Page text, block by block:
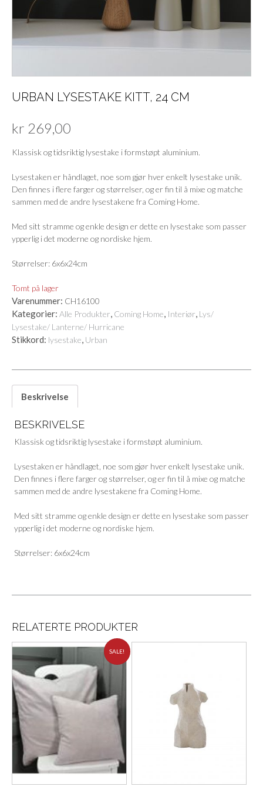
URBAN LYSESTAKE KITT, 24 CM
kr 269,00
Klassisk og tidsriktig lysestake i formstøpt aluminium.
Lysestaken er håndlaget, noe som gjør hver enkelt lysestake unik.
Den finnes i flere farger og størrelser, og er fin til å mixe og matche
sammen med de andre lysestakene fra Coming Home.
Med sitt stramme og enkle design er dette en lysestake som passer
ypperlig i det moderne og nordiske hjem.
Størrelser: 6x6x24cm
Tomt på lager
Varenummer: CH16100
Kategorier: Alle Produkter, Coming Home, Interiør, Lys/
Lysestake/ Lanterne/ Hurricane
Stikkord: lysestake, Urban
Beskrivelse
BESKRIVELSE
Klassisk og tidsriktig lysestake i formstøpt aluminium.
Lysestaken er håndlaget, noe som gjør hver enkelt lysestake unik.
Den finnes i flere farger og størrelser, og er fin til å mixe og matche
sammen med de andre lysestakene fra Coming Home.
Med sitt stramme og enkle design er dette en lysestake som passer
ypperlig i det moderne og nordiske hjem.
Størrelser: 6x6x24cm
RELATERTE PRODUKTER
SALE!